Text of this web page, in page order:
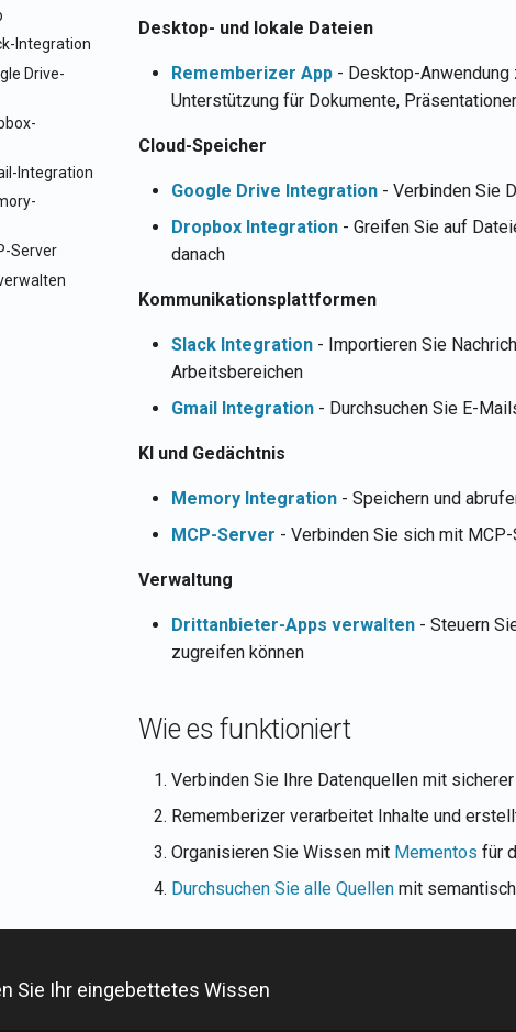
Integration
Drive-
Integration
Server
Desktop- und lokale Dateien
Rememberizer App - Desktop-Anwendung
Unterstützung für Dokumente,
Cloud-Speicher
Google Drive Integration - Verbinden Sie
Dropbox Integration - Greifen Sie auf
danach
Kommunikationsplattformen
Slack Integration - Importieren Sie
Arbeitsbereichen
Gmail Integration - Durchsuchen Sie E-
KI und Gedächtnis
Memory Integration - Speichern und
MCP-Server - Verbinden Sie sich mit
Verwaltung
Drittanbieter-Apps verwalten - Steuern
zugreifen können
Wie es funktioniert
Verbinden Sie Ihre Datenquellen mit
Rememberizer verarbeitet Inhalte und
Organisieren Sie Wissen mit Mementos für
Durchsuchen Sie alle Quellen mit
Sie Ihr eingebettetes Wissen